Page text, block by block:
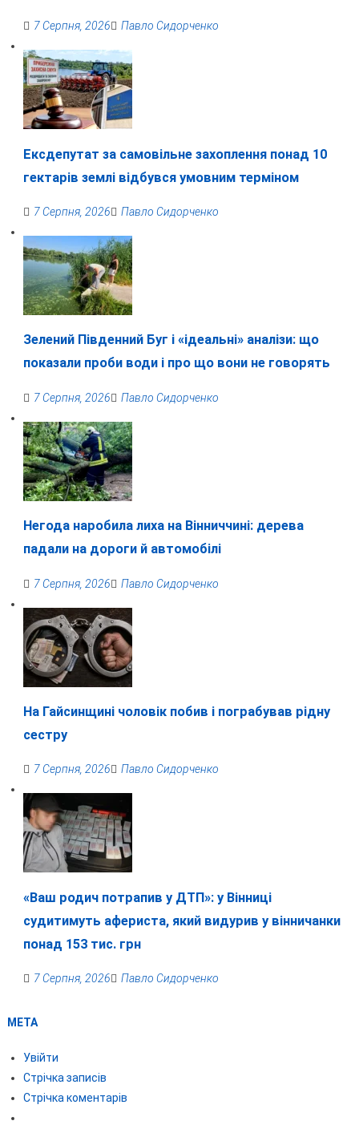
7 Серпня, 2026 Павло Сидорченко
Ексдепутат за самовільне захоплення понад 10
гектарів землі відбувся умовним терміном
7 Серпня, 2026 Павло Сидорченко
Зелений Південний Буг і «ідеальні» аналізи: що
показали проби води і про що вони не говорять
7 Серпня, 2026 Павло Сидорченко
Негода наробила лиха на Вінниччині: дерева
падали на дороги й автомобілі
7 Серпня, 2026 Павло Сидорченко
На Гайсинщині чоловік побив і пограбував рідну
сестру
7 Серпня, 2026 Павло Сидорченко
«Ваш родич потрапив у ДТП»: у Вінниці
судитимуть афериста, який видурив у вінничанки
понад 153 тис. грн
7 Серпня, 2026 Павло Сидорченко
МЕТА
Увійти
Стрічка записів
Стрічка коментарів